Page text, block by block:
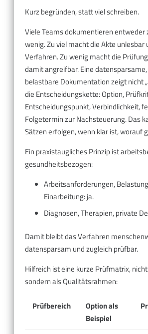
Kurz begründen, statt viel schreiben.
Viele Teams dokumentieren entweder
wenig. Zu viel macht die Akte unlesbar
Verfahren. Zu wenig macht die
damit angreifbar. Eine
belastbare Dokumentation zeigt nicht
die Entscheidungskette: Option,
Entscheidungspunkt, Verbindlichkeit,
Folgetermin zur Nachsteuerung. Das
Sätzen erfolgen, wenn klar ist, worauf
Ein praxistaugliches Prinzip ist
gesundheitsbezogen:
Arbeitsanforderungen,
Einarbeitung: ja.
Diagnosen, Therapien, private
Damit bleibt das Verfahren
datensparsam und zugleich prüfbar.
Hilfreich ist eine kurze Prüfmatrix,
sondern als Qualitätsrahmen:
Prüfbereich
Option als
Beispiel